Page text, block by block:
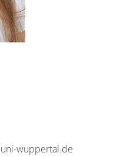
wuppertal.de